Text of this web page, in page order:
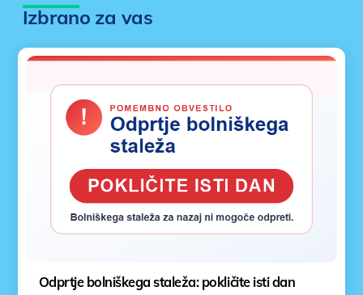
Izbrano za vas
Odprtje bolniškega staleža: pokličite isti dan